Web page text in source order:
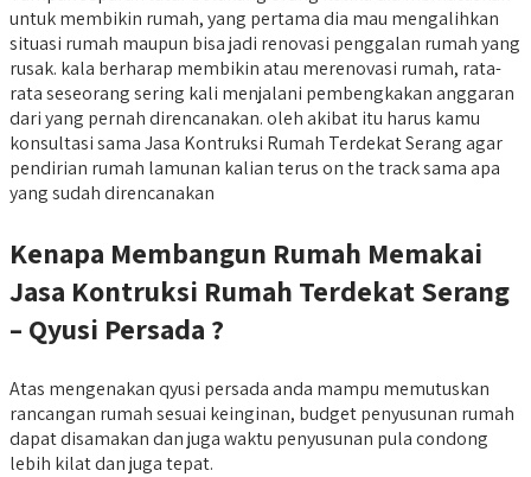
untuk membikin rumah, yang pertama dia mau mengalihkan
situasi rumah maupun bisa jadi renovasi penggalan rumah yang
rusak. kala berharap membikin atau merenovasi rumah, rata-
rata seseorang sering kali menjalani pembengkakan anggaran
dari yang pernah direncanakan. oleh akibat itu harus kamu
konsultasi sama Jasa Kontruksi Rumah Terdekat Serang agar
pendirian rumah lamunan kalian terus on the track sama apa
yang sudah direncanakan
Kenapa Membangun Rumah Memakai
Jasa Kontruksi Rumah Terdekat Serang
– Qyusi Persada ?
Atas mengenakan qyusi persada anda mampu memutuskan
rancangan rumah sesuai keinginan, budget penyusunan rumah
dapat disamakan dan juga waktu penyusunan pula condong
lebih kilat dan juga tepat.